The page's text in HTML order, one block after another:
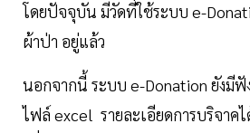
โดยปัจจุบัน มีวัดที่ใช้ระบบ e-
ผ้าป่า อยู่แล้ว
นอกจากนี้ ระบบ e-Donation ยังมี
ไฟล์ excel รายละเอียดการบริจา